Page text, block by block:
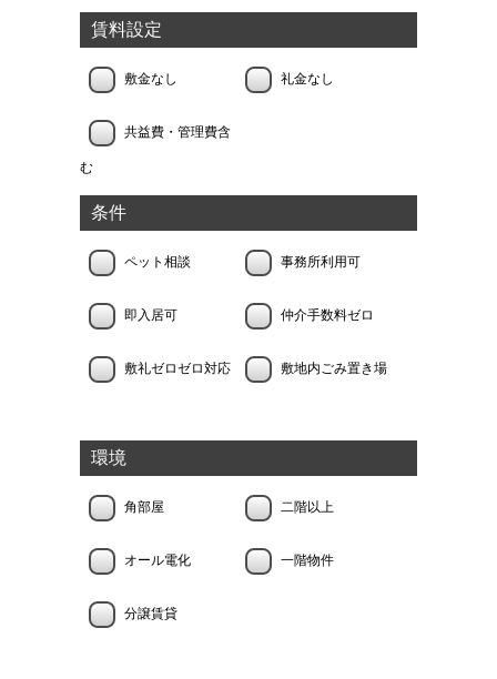
賃料設定
敷金なし 礼金なし
共益費・管理費含
む
条件
ペット相談 事務所利用可
即入居可 仲介手数料ゼロ
敷礼ゼロゼロ対応 敷地内ごみ置き場
環境
角部屋 二階以上
オール電化 一階物件
分譲賃貸